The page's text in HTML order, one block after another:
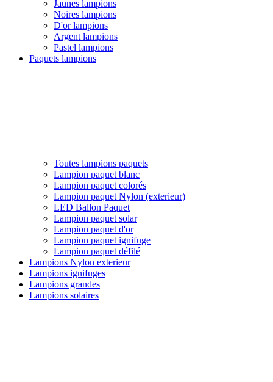
Jaunes lampions
Noires lampions
D'or lampions
Argent lampions
Pastel lampions
Paquets lampions
Toutes lampions paquets
Lampion paquet blanc
Lampion paquet colorés
Lampion paquet Nylon (exterieur)
LED Ballon Paquet
Lampion paquet solar
Lampion paquet d'or
Lampion paquet ignifuge
Lampion paquet défilé
Lampions Nylon exterieur
Lampions ignifuges
Lampions grandes
Lampions solaires